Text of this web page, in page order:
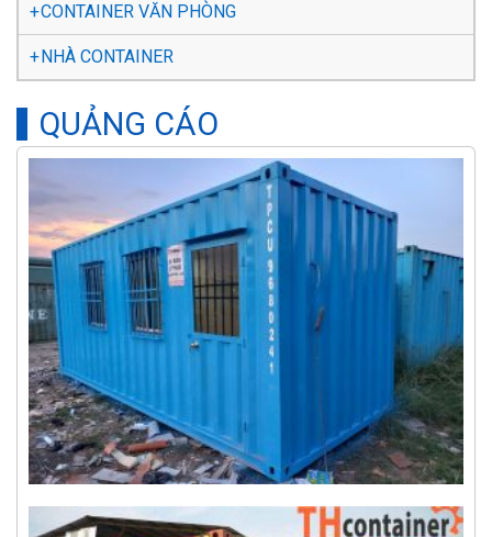
CONTAINER VĂN PHÒNG
NHÀ CONTAINER
QUẢNG CÁO